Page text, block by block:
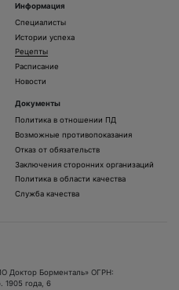
Информация
Специалисты
Истории успеха
Рецепты
Расписание
Новости
Документы
Политика в отношении ПД
Возможные противопоказания
Отказ от обязательств
Заключения сторонних организаций
Политика в области качества
Служба качества
Доктор Борменталь» ОГРН:
1905 года, 6